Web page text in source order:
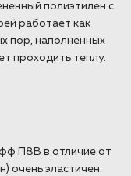
полиэтилен с
работает как
пор, наполненных
проходить теплу.
П8В в отличие от
очень эластичен.